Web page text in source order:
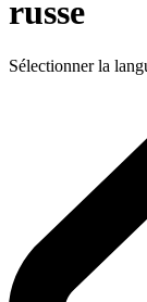
russe
Sélectionner la